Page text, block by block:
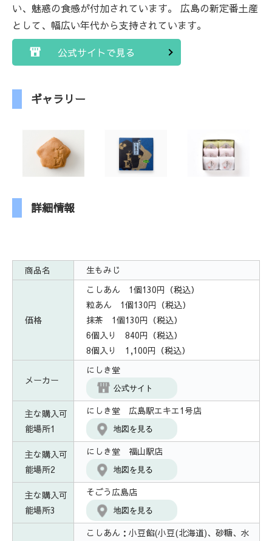
い、魅惑の食感が付加されています。 広島の新定番土産
として、幅広い年代から支持されています。
公式サイトで見る
ギャラリー
詳細情報
商品名 生もみじ
価格
こしあん 1個130円（税込）
粒あん 1個130円（税込）
抹茶 1個130円（税込）
6個入り 840円（税込）
8個入り 1,100円（税込）
メーカー
にしき堂
公式サイト
主な購入可
能場所1
にしき堂 広島駅エキエ1号店
地図を見る
主な購入可
能場所2
にしき堂 福山駅店
地図を見る
主な購入可
能場所3
そごう広島店
地図を見る
こしあん：小豆餡(小豆(北海道)、砂糖、水